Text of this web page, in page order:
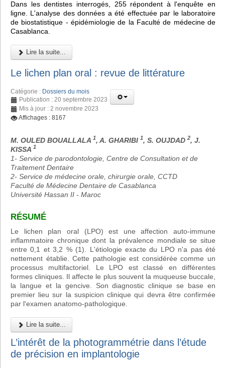
Dans les dentistes interrogés, 255 répondent à l'enquête en
ligne. L'analyse des données a été effectuée par le laboratoire
de biostatistique - épidémiologie de la Faculté de médecine de
Casablanca.
Lire la suite...
Le lichen plan oral : revue de littérature
Catégorie : Dossiers du mois
Publication : 20 septembre 2023
Mis à jour : 2 novembre 2023
Affichages : 8167
M. OULED BOUALLALA 1, A. GHARIBI 1, S. OUJDAD 2, J.
KISSA 1
1- Service de parodontologie, Centre de Consultation et de
Traitement Dentaire
2- Service de médecine orale, chirurgie orale, CCTD
Faculté de Médecine Dentaire de Casablanca
Université Hassan II - Maroc
RÉSUMÉ
Le lichen plan oral (LPO) est une affection auto-immune
inflammatoire chronique dont la prévalence mondiale se situe
entre 0,1 et 3,2 % (1). L'étiologie exacte du LPO n'a pas été
nettement établie. Cette pathologie est considérée comme un
processus multifactoriel. Le LPO est classé en différentes
formes cliniques. Il affecte le plus souvent la muqueuse buccale,
la langue et la gencive. Son diagnostic clinique se base en
premier lieu sur la suspicion clinique qui devra être confirmée
par l'examen anatomo-pathologique.
Lire la suite...
L’intérêt de la photogrammétrie dans l’étude
de précision en implantologie